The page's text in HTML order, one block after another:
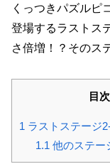
くっつきパズルピ
登場するラストス
さ倍増！？そのス
目次
1 ラストステー
1.1 他のステー